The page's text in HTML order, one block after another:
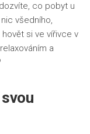
co pobyt u
všedního,
si ve vířivce v
a